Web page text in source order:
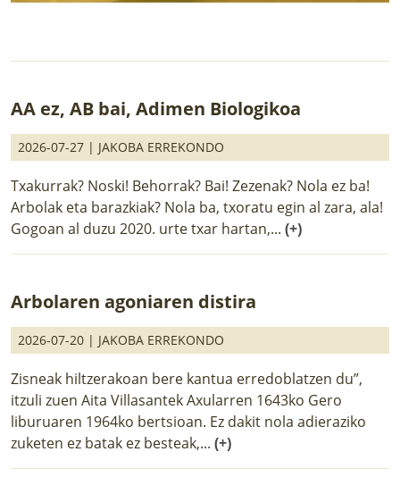
AA ez, AB bai, Adimen Biologikoa
2026-07-27 | JAKOBA ERREKONDO
Txakurrak? Noski! Behorrak? Bai! Zezenak? Nola ez ba!
Arbolak eta barazkiak? Nola ba, txoratu egin al zara, ala!
Gogoan al duzu 2020. urte txar hartan,... (+)
Arbolaren agoniaren distira
2026-07-20 | JAKOBA ERREKONDO
Zisneak hiltzerakoan bere kantua erredoblatzen du”,
itzuli zuen Aita Villasantek Axularren 1643ko Gero
liburuaren 1964ko bertsioan. Ez dakit nola adieraziko
zuketen ez batak ez besteak,... (+)